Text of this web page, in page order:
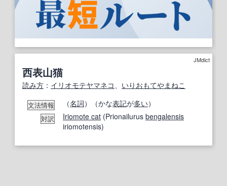
JMdict
西表山猫
読み方 ： イリオモテヤマネコ いりおもてやまねこ
文法情報 （名詞）（かな表記が多い）
対訳 Iriomote cat (Prionailurus bengalensis
iriomotensis)